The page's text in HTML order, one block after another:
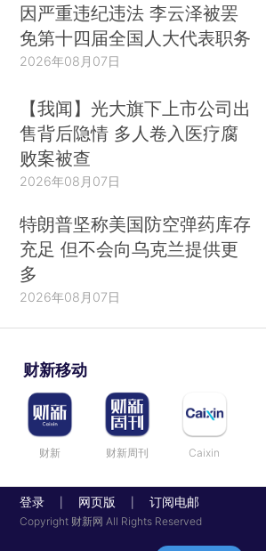
因严重违纪违法 李云泽被罢
免第十四届全国人大代表职务
2026年08月07日
【我闻】光大旗下上市公司出
售背后隐情 多人卷入医疗腐
败案被查
2026年08月07日
特朗普坚称美国防空弹药库存
充足 但不会向乌克兰提供更
多
2026年08月07日
财新移动
财新 财新周刊 Caixin
登录 网页版 订阅电邮
Copyright 财新网 All Rights Reserved